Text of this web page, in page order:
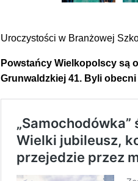
Uroczystości w Branżowej
Powstańcy Wielkopolscy są
Grunwaldzkiej 41. Byli